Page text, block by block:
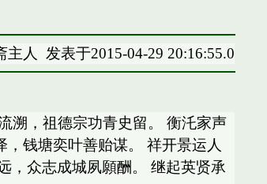
主人 发表于2015-04-29 20:16:55.0
溯，祖德宗功青史留。 衡汑家声
钱塘奕叶善贻谋。 祥开景运人
众志成城夙願酬。 继起英贤承